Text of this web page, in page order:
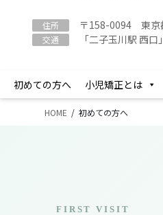
住所 〒158-0094 東京
交通 「二子玉川駅 西口
初めての方へ 小児矯正とは
HOME 初めての方へ
FIRST VISIT